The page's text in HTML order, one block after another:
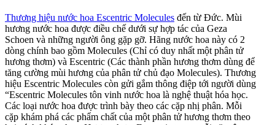
Thương hiệu nước hoa Escentric Molecules đến từ Đức. Mùi
hương nước hoa được điều chế dưới sự hợp tác của Geza
Schoen và những người ông gặp gỡ. Hãng nước hoa này có 2
dòng chính bao gồm Molecules (Chỉ có duy nhất một phân tử
hương thơm) và Escentric (Các thành phần hương thơm dùng để
tăng cường mùi hương của phân tử chủ đạo Molecules). Thương
hiệu Escentric Molecules còn gửi gắm thông điệp tới người dùng
“Escentric Molecules tôn vinh nước hoa là nghệ thuật hóa học.
Các loại nước hoa được trình bày theo các cặp nhị phân. Mỗi
cặp khám phá các phẩm chất của một phân tử hương thơm theo